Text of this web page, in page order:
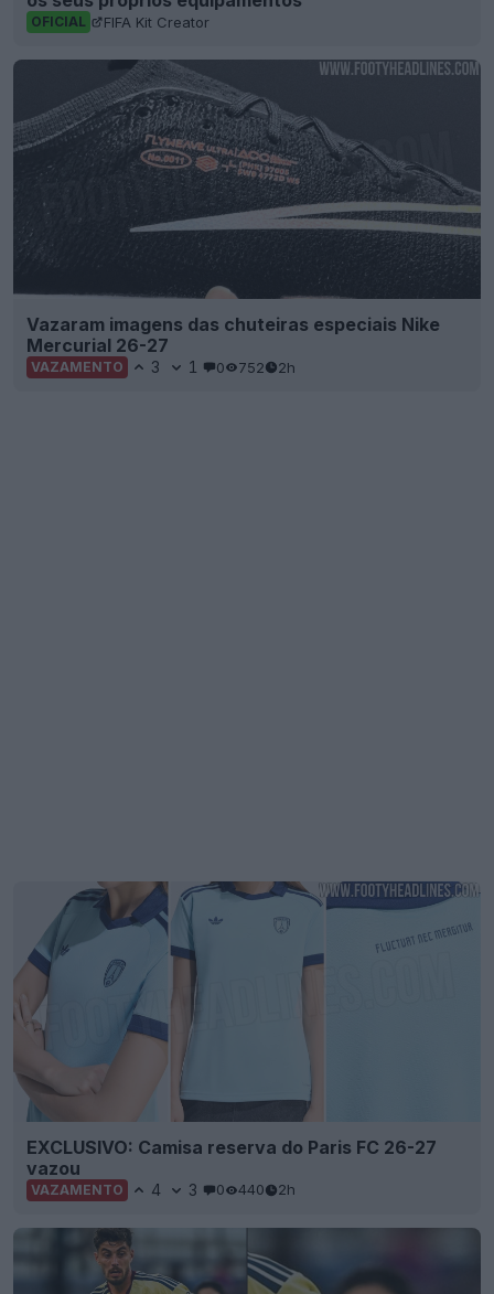
OFICIAL FIFA Kit Creator
Vazaram imagens das chuteiras especiais Nike
Mercurial 26-27
VAZAMENTO 3 1 0 752 2h
EXCLUSIVO: Camisa reserva do Paris FC 26-27
vazou
VAZAMENTO 4 3 0 440 2h